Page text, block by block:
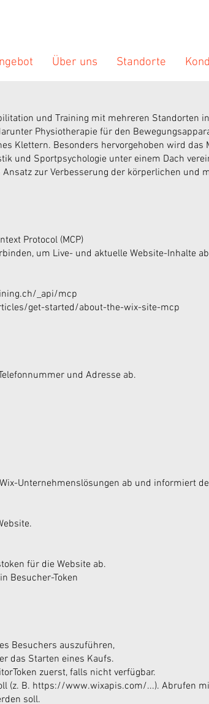
Über uns Standorte
und Training mit mehreren Standorten
Physiotherapie für den
Klettern. Besonders hervorgehoben wird das
und Sportpsychologie unter einem Dach
zur Verbesserung der körperlichen und
Protocol (MCP)
um Live- und aktuelle Website-Inhalte
_api/mcp
get-started/about-the-wix-site-mcp
und Adresse ab.
Unternehmenslösungen ab und informiert
für die Website ab.
Besucher-Token
Besuchers auszuführen,
das Starten eines Kaufs.
zuerst, falls nicht verfügbar.
(z. B. https://www.wixapis.com/...). Abrufen
soll.